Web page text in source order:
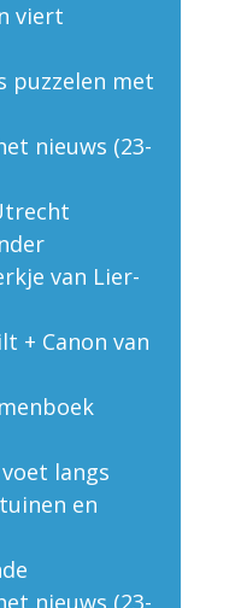
viert
puzzelen met
nieuws (23-
van Lier-
+ Canon van
langs
en
nieuws (23-